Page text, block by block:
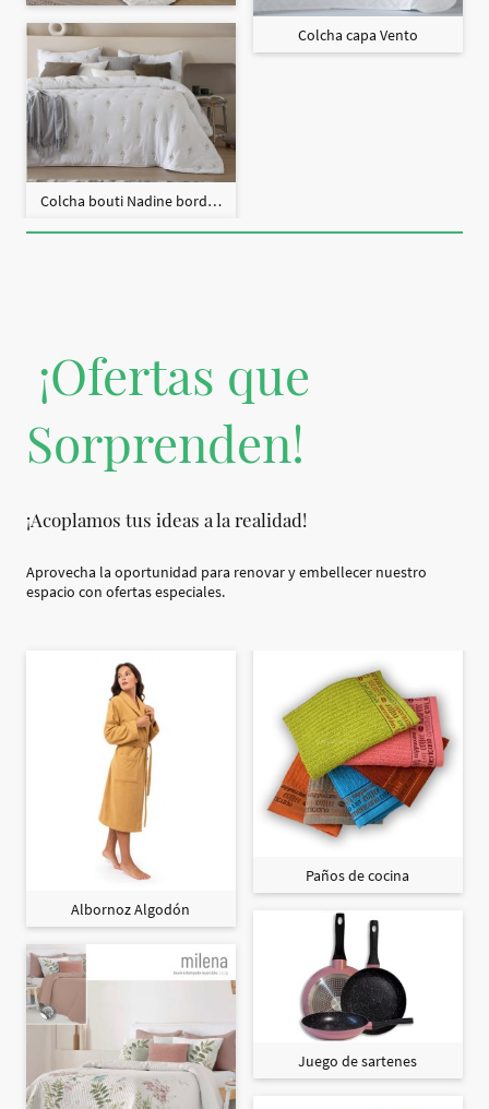
Colcha bouti Nadine bordado + fundas cojín
Colcha capa Vento
¡Ofertas que
Sorprenden!
¡Acoplamos tus ideas a la realidad!
Aprovecha la oportunidad para renovar y embellecer nuestro
espacio con ofertas especiales.
Albornoz Algodón
Paños de cocina
Juego de sartenes